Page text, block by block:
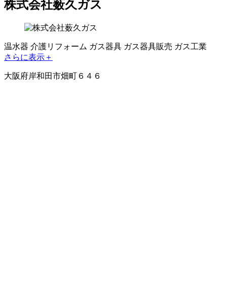
株式会社薮久ガス
温水器 介護リフォーム ガス器具 ガス器具販売 ガス工業
さらに表示＋
大阪府岸和田市畑町６４６